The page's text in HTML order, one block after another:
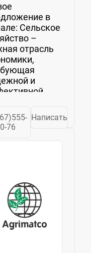
в
Сельское
–
отрасль
и
ТЕХ”
76
Написать